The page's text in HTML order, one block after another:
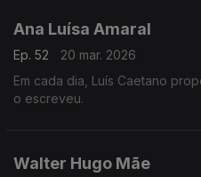
Ana Luísa Amaral
Ep. 52
20 mar. 2026
Em cada dia, Luís Caetano
o escreveu.
Walter Hugo Mãe